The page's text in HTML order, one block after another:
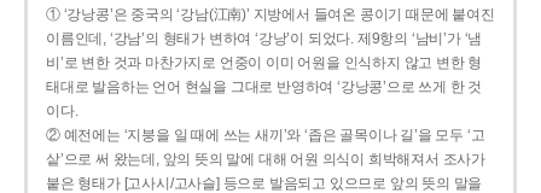
① ‘강낭콩’은 중국의 ‘강남(江南)’ 지방에서 들여온 콩이기 때문에 붙여진
이름인데, ‘강남’의 형태가 변하여 ‘강낭’이 되었다. 제9항의 ‘남비’가 ‘냄
비’로 변한 것과 마찬가지로 언중이 이미 어원을 인식하지 않고 변한 형
태대로 발음하는 언어 현실을 그대로 반영하여 ‘강낭콩’으로 쓰게 한 것
이다.
② 예전에는 ‘지붕을 일 때에 쓰는 새끼’와 ‘좁은 골목이나 길’을 모두 ‘고
샅’으로 써 왔는데, 앞의 뜻의 말에 대해 어원 의식이 희박해져서 조사가
붙은 형태가 [고사시/고사슬] 등으로 발음되고 있으므로 앞의 뜻의 말을